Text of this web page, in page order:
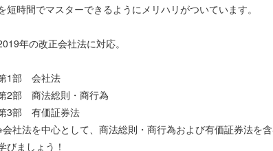
短時間でマスターできるようにメリハリがついています。
年の改正会社法に対応。
1部 会社法
2部 商法総則・商行為
3部 有価証券法
会社法を中心として、商法総則・商行為および有価証券法を
びましょう！